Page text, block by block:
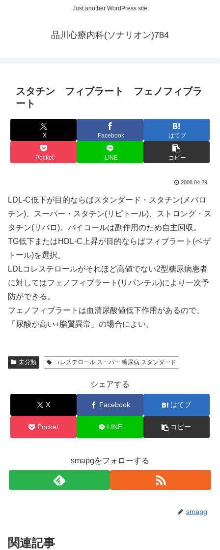
Just another WordPress site
品川心療内科(ソナリオン)784
スタチン フィブラート フェノフィブラ
ート
X Facebook はてブ
Pocket LINE コピー
2008.04.29
LDL-C低下が目的ならばスタンダード・スタチン(メバロ
チン)、スーパー・スタチン(リピトール)、ストロング・ス
タチン(リバロ)。バイコールは副作用のため自主回収。
TG低下またはHDL-C上昇が目的ならばフィブラート(ベザ
トール)を選択。
LDLコレステロールがそれほど高値でない2型糖尿病患者
に対してはフェノフィブラート(リパンチル)により一次予
防ができる。
フェノフィブラートは血清尿酸値低下作用があるので、
「尿酸が高い+脂質異常」の場合によい。
未分類 コレステロール スーパー 糖尿病 スタンダード
シェアする
X Facebook はてブ
Pocket LINE コピー
smapgをフォローする
smapg
関連記事